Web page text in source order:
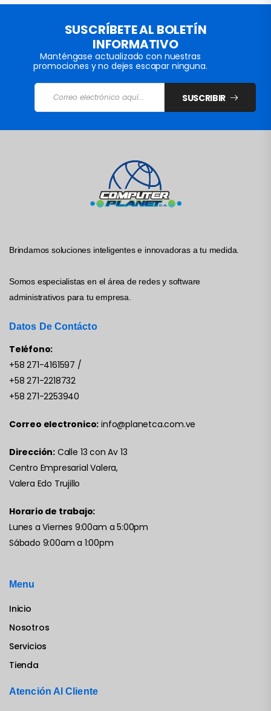
SUSCRÍBETE AL BOLETÍN
INFORMATIVO
Manténgase actualizado con nuestras
promociones y no dejes escapar ninguna.
SUSCRIBIR
Brindamos soluciones inteligentes e innovadoras a tu medida.
Somos especialistas en el área de redes y software
administrativos para tu empresa.
Datos De Contácto
Teléfono:
+58 271-4161597 /
+58 271-2218732
+58 271-2253940
Correo electronico: info@planetca.com.ve
Dirección: Calle 13 con Av 13
Centro Empresarial Valera,
Valera Edo Trujillo
Horario de trabajo:
Lunes a Viernes 9:00am a 5:00pm
Sábado 9:00am a 1:00pm
Menu
Inicio
Nosotros
Servicios
Tienda
Atención Al Cliente